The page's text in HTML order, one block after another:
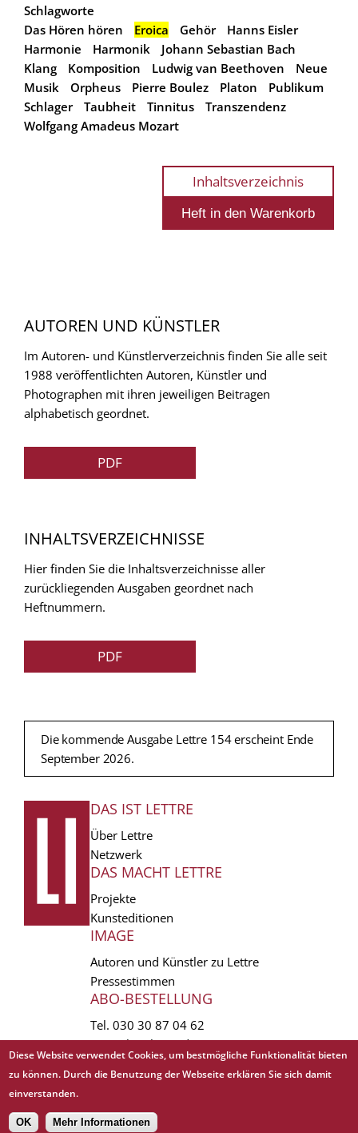
Schlagworte
Das Hören hören
Eroica Gehör
Hanns Eisler
Harmonie
Harmonik
Johann Sebastian Bach
Klang
Komposition Ludwig van Beethoven
Neue
Musik
Orpheus Pierre Boulez Platon
Publikum
Schlager
Taubheit Tinnitus
Transzendenz
Wolfgang Amadeus Mozart
Inhaltsverzeichnis
AUTOREN UND KÜNSTLER
Im Autoren- und Künstlerverzeichnis finden Sie alle seit
1988 veröffentlichten Autoren, Künstler und
Photographen mit ihren jeweiligen Beitragen
alphabetisch geordnet.
PDF
INHALTSVERZEICHNISSE
Hier finden Sie die Inhaltsverzeichnisse aller
zurückliegenden Ausgaben geordnet nach
Heftnummern.
PDF
Die kommende Ausgabe Lettre 154 erscheint Ende
September 2026.
FUSSZEILE
DAS IST LETTRE
Über Lettre
Netzwerk
DAS MACHT LETTRE
Projekte
Kunsteditionen
IMAGE
Autoren und Künstler zu Lettre
Pressestimmen
ABO-BESTELLUNG
Tel. 030 30 87 04 62
vertrieb(at)lettre.de
Copyright © 1988 - 2026 Lettre International. All rights reserved.
EXTRA
Sitemap 𝗳
Diese Website verwendet Cookies, um bestmögliche Funktionalität bieten
zu können. Durch die Benutzung der Webseite erklären Sie sich damit
einverstanden.
OK Mehr Informationen